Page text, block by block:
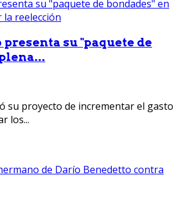
su "paquete de
su proyecto de incrementar el gasto
los...